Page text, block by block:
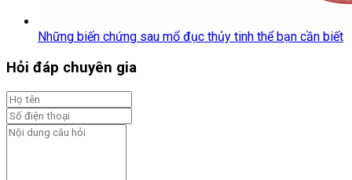
Những biến chứng sau mổ đục thủy tinh thể bạn cần biết
Hỏi đáp chuyên gia